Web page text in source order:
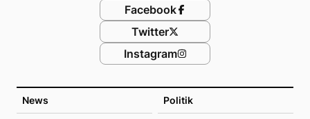
News Politik
Facebook
Twitter
Instagram